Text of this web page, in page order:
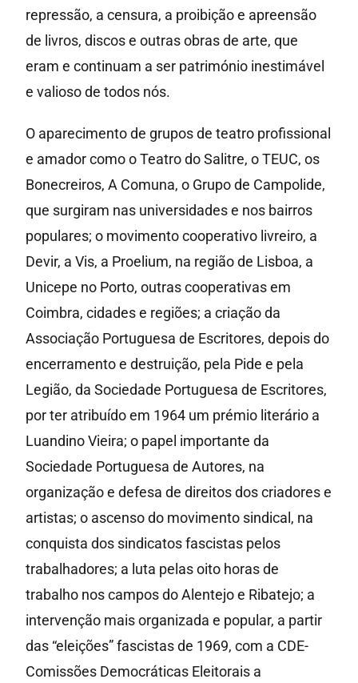
repressão, a censura, a proibição e apreensão
de livros, discos e outras obras de arte, que
eram e continuam a ser património inestimável
e valioso de todos nós.
O aparecimento de grupos de teatro profissional
e amador como o Teatro do Salitre, o TEUC, os
Bonecreiros, A Comuna, o Grupo de Campolide,
que surgiram nas universidades e nos bairros
populares; o movimento cooperativo livreiro, a
Devir, a Vis, a Proelium, na região de Lisboa, a
Unicepe no Porto, outras cooperativas em
Coimbra, cidades e regiões; a criação da
Associação Portuguesa de Escritores, depois do
encerramento e destruição, pela Pide e pela
Legião, da Sociedade Portuguesa de Escritores,
por ter atribuído em 1964 um prémio literário a
Luandino Vieira; o papel importante da
Sociedade Portuguesa de Autores, na
organização e defesa de direitos dos criadores e
artistas; o ascenso do movimento sindical, na
conquista dos sindicatos fascistas pelos
trabalhadores; a luta pelas oito horas de
trabalho nos campos do Alentejo e Ribatejo; a
intervenção mais organizada e popular, a partir
das “eleições” fascistas de 1969, com a CDE-
Comissões Democráticas Eleitorais a